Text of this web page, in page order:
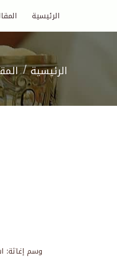
الرئيسية
الرئيسية
وسم إغاثة: استُخدِم في المقالات حوالي (1)